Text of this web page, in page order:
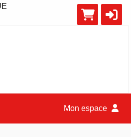
Mon espace